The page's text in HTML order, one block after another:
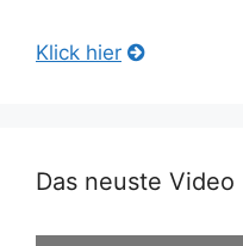
Klick hier
Das neuste Video